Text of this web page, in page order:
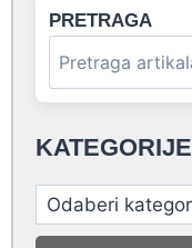
PRETRAGA
KATEGORIJE